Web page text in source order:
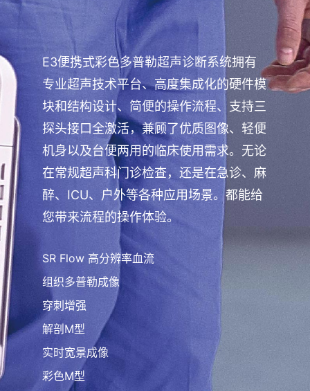
E3便携式彩色多普勒超声诊断系统拥有
专业超声技术平台、高度集成化的硬件模
块和结构设计、简便的操作流程、支持三
探头接口全激活，兼顾了优质图像、轻便
机身以及台便两用的临床使用需求。无论
在常规超声科门诊检查，还是在急诊、麻
醉、ICU、户外等各种应用场景。都能给
您带来流程的操作体验。
SR Flow 高分辨率血流
组织多普勒成像
穿刺增强
解剖M型
实时宽景成像
彩色M型